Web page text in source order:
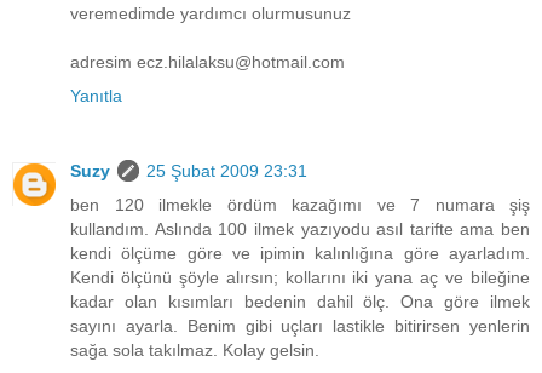
veremedimde yardımcı olurmusunuz
adresim ecz.hilalaksu@hotmail.com
Yanıtla
Suzy
25 Şubat 2009 23:31
ben 120 ilmekle ördüm kazağımı ve 7 numara şiş
kullandım. Aslında 100 ilmek yazıyodu asıl tarifte ama ben
kendi ölçüme göre ve ipimin kalınlığına göre ayarladım.
Kendi ölçünü şöyle alırsın; kollarını iki yana aç ve bileğine
kadar olan kısımları bedenin dahil ölç. Ona göre ilmek
sayını ayarla. Benim gibi uçları lastikle bitirirsen yenlerin
sağa sola takılmaz. Kolay gelsin.